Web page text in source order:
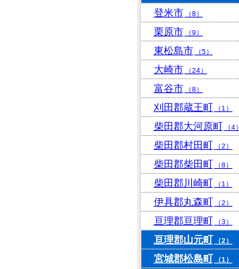
登米市 （8）
栗原市 （9）
東松島市 （5）
大崎市 （24）
富谷市 （8）
刈田郡蔵王町 （1）
柴田郡大河原町 （4）
柴田郡村田町 （2）
柴田郡柴田町 （8）
柴田郡川崎町 （1）
伊具郡丸森町 （2）
亘理郡亘理町 （3）
亘理郡山元町 （2）
宮城郡松島町 （1）